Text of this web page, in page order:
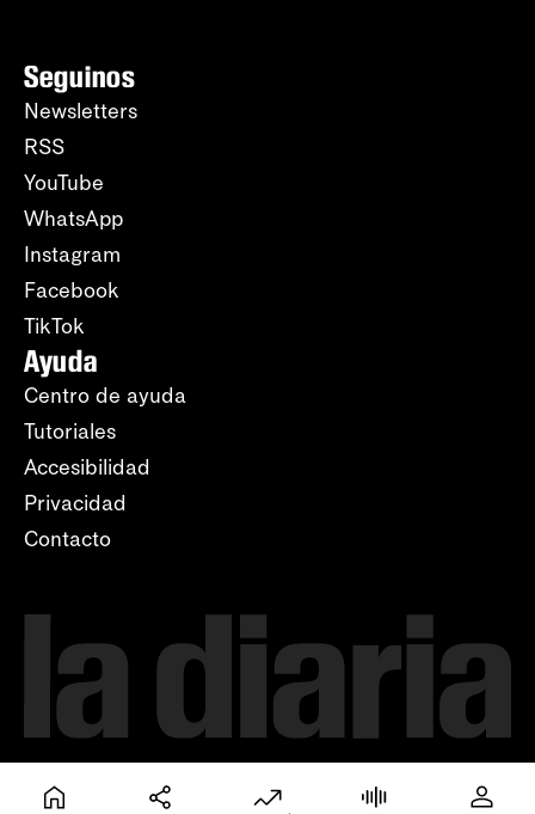
Seguinos
Newsletters
RSS
YouTube
WhatsApp
Instagram
Facebook
TikTok
Ayuda
Centro de ayuda
Tutoriales
Accesibilidad
Privacidad
Contacto